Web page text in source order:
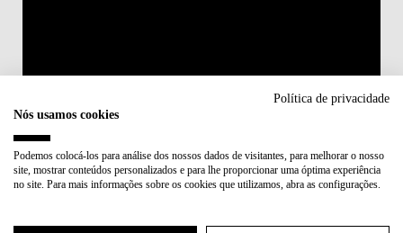
Membro de:
Política de privacidade
Nós usamos cookies
Podemos colocá-los para análise dos nossos dados de visitantes, para melhorar o nosso
site, mostrar conteúdos personalizados e para lhe proporcionar uma óptima experiência
no site. Para mais informações sobre os cookies que utilizamos, abra as configurações.